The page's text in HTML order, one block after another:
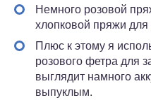
Немного розовой
хлопковой пряжи
Плюс к этому я
розового фетра для
выглядит намного
выпуклым.